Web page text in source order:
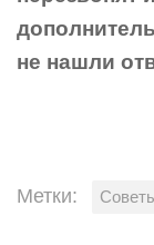
не нашли
Метки: